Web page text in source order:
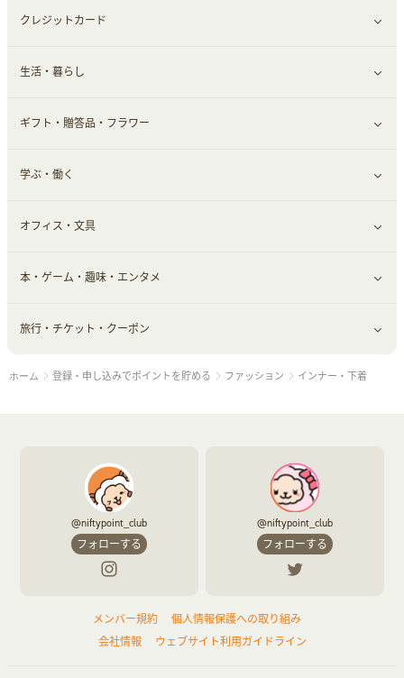
小物・かばん
スーツ・フォーマル
お酒
食材宅配
メイクアップ
ヘアケア
メンズ美容
美容・ダイエット用品
脱毛用品
美容食品
健康食品｜青汁・飲料
健康食品｜乳酸菌・ケフィア
健康食品｜その他
スポーツ・フィットネス
日用品・薬局・からだ
すべて見る
家電・パソコン・ソフトウェア
スマホ・携帯電話・SIM
クレジットカード
すべて見る
クレジットカード
生活・暮らし
すべて見る
車情報・カーシェア・レンタル
お役立ち
生活雑貨・家具インテリア
赤ちゃん・こども・マタニティ
ペット
ギフト・贈答品・フラワー
すべて見る
ギフト・贈答品
フラワー
学ぶ・働く
すべて見る
習い事・学習・学校
オフィス・文具
すべて見る
オフィス・文具
本・ゲーム・趣味・エンタメ
すべて見る
ゲーム・趣味
旅行・チケット・クーポン
すべて見る
チケット・クーポン・チラシ
ホーム 登録・申し込みでポイントを貯める ファッション インナー・下着
@niftypoint_club
フォローする
@niftypoint_club
フォローする
メンバー規約
個人情報保護への取り組み
会社情報
ウェブサイト利用ガイドライン